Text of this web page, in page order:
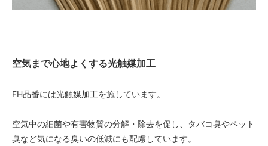
空気まで心地よくする光触媒加工
FH品番には光触媒加工を施しています。
空気中の細菌や有害物質の分解・除去を促し、タバコ臭やペット
臭など気になる臭いの低減にも配慮しています。